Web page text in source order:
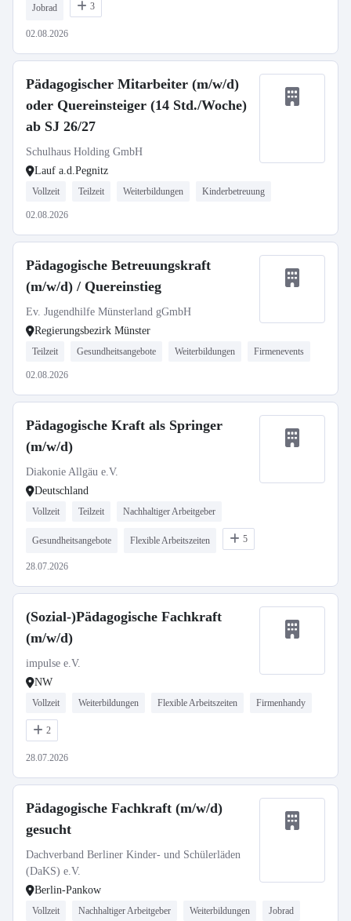
Jobrad 3
02.08.2026
Pädagogischer Mitarbeiter (m/w/d)
oder Quereinsteiger (14 Std./Woche)
ab SJ 26/27
Schulhaus Holding GmbH
Lauf a.d.Pegnitz
Vollzeit Teilzeit Weiterbildungen Kinderbetreuung
02.08.2026
Pädagogische Betreuungskraft
(m/w/d) / Quereinstieg
Ev. Jugendhilfe Münsterland gGmbH
Regierungsbezirk Münster
Teilzeit Gesundheitsangebote Weiterbildungen Firmenevents
02.08.2026
Pädagogische Kraft als Springer
(m/w/d)
Diakonie Allgäu e.V.
Deutschland
Vollzeit Teilzeit Nachhaltiger Arbeitgeber
Gesundheitsangebote Flexible Arbeitszeiten 5
28.07.2026
(Sozial-)Pädagogische Fachkraft
(m/w/d)
impulse e.V.
NW
Vollzeit Weiterbildungen Flexible Arbeitszeiten Firmenhandy
2
28.07.2026
Pädagogische Fachkraft (m/w/d)
gesucht
Dachverband Berliner Kinder- und Schülerläden
(DaKS) e.V.
Berlin-Pankow
Vollzeit Nachhaltiger Arbeitgeber Weiterbildungen Jobrad